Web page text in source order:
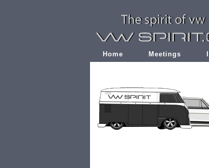
Home Meetings